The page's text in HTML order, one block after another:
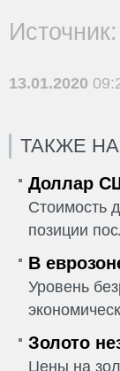
13.01.2020
ТАКЖЕ
Доллар
Стоимость
позиции
В
Уровень
Золото
Цены на